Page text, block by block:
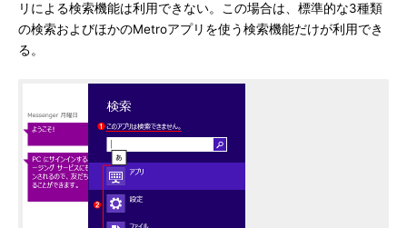
リによる検索機能は利用できない。この場合は、標準的な3種類
の検索およびほかのMetroアプリを使う検索機能だけが利用でき
る。